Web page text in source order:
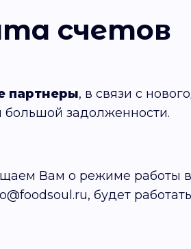
счетов
партнеры, в связи с
большой задолженности.
Вам о режиме работы в
будет